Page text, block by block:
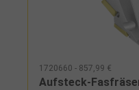
1720660 - 857,99 €
Aufsteck-